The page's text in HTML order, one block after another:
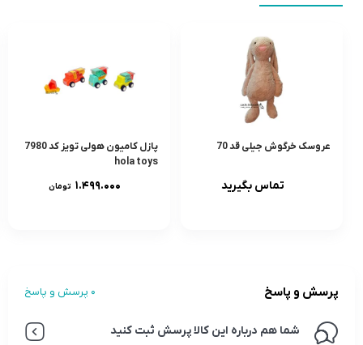
عروسک خرگوش جیلی قد 70
تماس بگیرید
پازل کامیون هولی تویز کد 7980
hola toys
۱.۴۹۹.۰۰۰ تومان
پرسش و پاسخ 0 پرسش و پاسخ
شما هم درباره این کالا پرسش ثبت کنید